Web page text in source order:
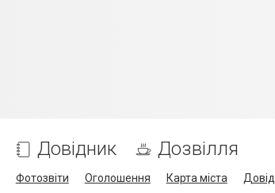
Довідник Дозвілля
Фотозвіти Оголошення Карта міста